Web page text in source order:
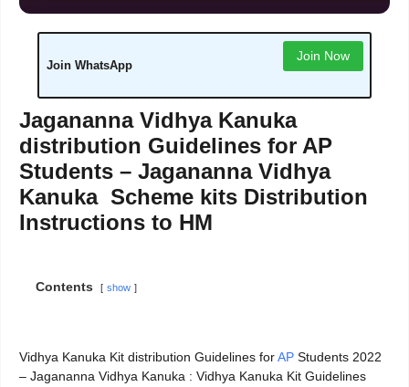
Join WhatsApp
Join Now
Jagananna Vidhya Kanuka
distribution Guidelines for AP
Students – Jagananna Vidhya
Kanuka Scheme kits Distribution
Instructions to HM
Contents show
Vidhya Kanuka Kit distribution Guidelines forAP Students 2022
– Jagananna Vidhya Kanuka : Vidhya Kanuka Kit Guidelines